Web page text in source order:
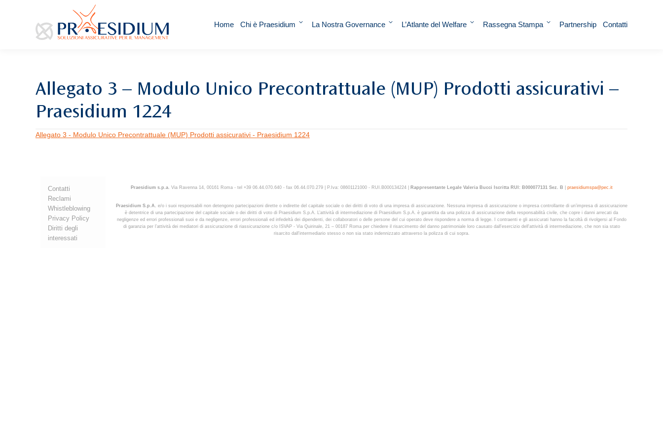
Home Chi è Praesidium La Nostra Governance L’Atlante del Welfare Rassegna Stampa Partnership Contatti
Allegato 3 – Modulo Unico Precontrattuale (MUP) Prodotti assicurativi –
Praesidium 1224
Allegato 3 - Modulo Unico Precontrattuale (MUP) Prodotti assicurativi - Praesidium 1224
Contatti
Reclami
Whistleblowing
Privacy Policy
Diritti degli
interessati
Praesidium s.p.a. Via Ravenna 14, 00161 Roma - tel +39 06.44.070.640 - fax 06.44.070.279 | P.Iva: 08601121000 - RUI.B000134224 | Rappresentante Legale Valeria Bucci Iscritta RUI: B000077131 Sez. B praesidiumspa@pec.it
Praesidium S.p.A. e/o i suoi responsabili non detengono partecipazioni dirette o indirette del capitale sociale o dei diritti di voto di una impresa di assicurazione. Nessuna impresa di assicurazione o impresa controllante di un’impresa di assicurazione
è detentrice di una partecipazione del capitale sociale o dei diritti di voto di Praesidium S.p.A. L’attività di intermediazione di Praesidium S.p.A. è garantita da una polizza di assicurazione della responsabilità civile, che copre i danni arrecati da
negligenze ed errori professionali suoi e da negligenze, errori professionali ed infedeltà dei dipendenti, dei collaboratori o delle persone del cui operato deve rispondere a norma di legge. I contraenti e gli assicurati hanno la facoltà di rivolgersi al Fondo
di garanzia per l’attività dei mediatori di assicurazione di riassicurazione c/o ISVAP - Via Quirinale, 21 – 00187 Roma per chiedere il risarcimento del danno patrimoniale loro causato dall'esercizio dell'attività di intermediazione, che non sia stato
risarcito dall'intermediario stesso o non sia stato indennizzato attraverso la polizza di cui sopra.